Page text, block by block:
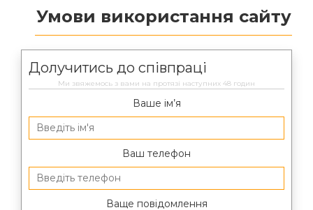
Умови використання сайту
Долучитись до співпраці
Ми звяжемось з вами на протязі наступних 48 годин
Ваше ім’я
Ваш телефон
Ваще повідомлення